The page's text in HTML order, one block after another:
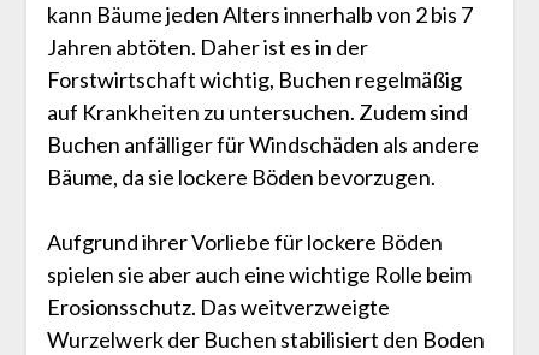
kann Bäume jeden Alters innerhalb von 2 bis 7
Jahren abtöten. Daher ist es in der
Forstwirtschaft wichtig, Buchen regelmäßig
auf Krankheiten zu untersuchen. Zudem sind
Buchen anfälliger für Windschäden als andere
Bäume, da sie lockere Böden bevorzugen.
Aufgrund ihrer Vorliebe für lockere Böden
spielen sie aber auch eine wichtige Rolle beim
Erosionsschutz. Das weitverzweigte
Wurzelwerk der Buchen stabilisiert den Boden